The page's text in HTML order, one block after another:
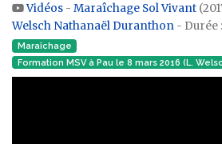
Aller à :navigation,rechercher
Vidéos - Maraîchage Sol Vivant
Welsch Nathanaël Duranthon - Durée
Maraîchage
Formation MSV à Pau le 8 mars 2016 (L.